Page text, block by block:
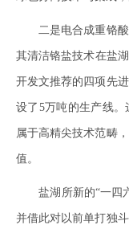
二是电合成重铬酸
其清洁铬盐技术在盐
开发文推荐的四项先
设了5万吨的生产线
属于高精尖技术范畴
值。
盐湖所新的“一四六
并借此对以前单打独